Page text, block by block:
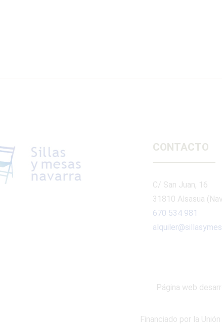
CONTACTO
C/ San Juan, 16
31810 Alsasua
670 534 981
Página web
Financiado por la